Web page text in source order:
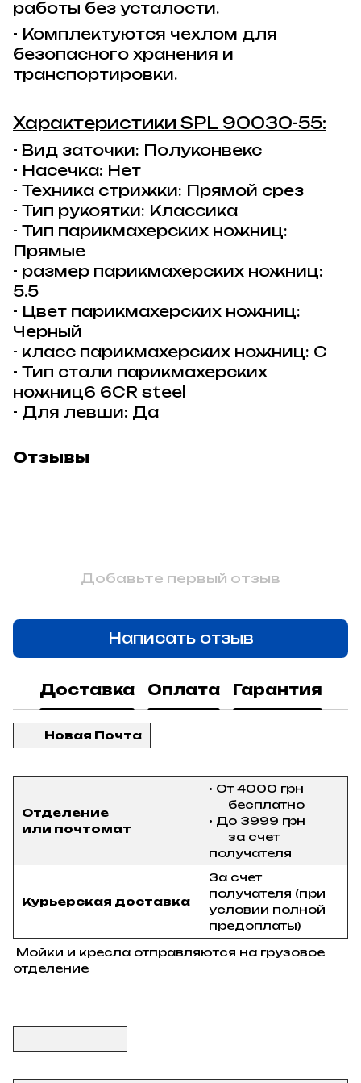
работы без усталости.
- Комплектуются чехлом для
безопасного хранения и
транспортировки.
Характеристики SPL 90030-55:
- Вид заточки: Полуконвекс
- Насечка: Нет
- Техника стрижки: Прямой срез
- Тип рукоятки: Классика
- Тип парикмахерских ножниц:
Прямые
- размер парикмахерских ножниц:
5.5
- Цвет парикмахерских ножниц:
Черный
- класс парикмахерских ножниц: C
- Тип стали парикмахерских
ножниц6 6CR steel
- Для левши: Да
Отзывы
Добавьте первый отзыв
Написать отзыв
Доставка Оплата Гарантия
Новая Почта
Отделение
или почтомат
• От 4000 грн
бесплатно
• До 3999 грн
за счет
получателя
Курьерская доставка
За счет
получателя (при
условии полной
предоплаты)
Мойки и кресла отправляются на грузовое
отделение